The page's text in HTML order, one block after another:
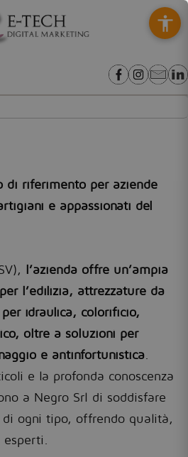
di riferimento per aziende
e appassionati del
l’azienda offre un’ampia
l’edilizia, attrezzature da
idraulica, colorificio,
oltre a soluzioni per
e antinfortunistica
e la profonda conoscenza
a Negro Srl di soddisfare
ogni tipo, offrendo qualità,